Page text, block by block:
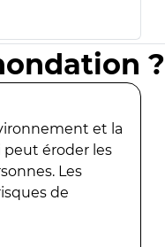
?
et la
peut éroder les
Les
de